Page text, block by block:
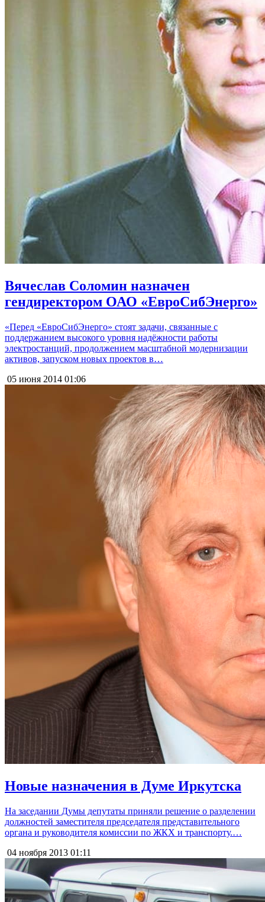
Вячеслав Соломин назначен
гендиректором ОАО «ЕвроСибЭнерго»
«Перед «ЕвроСибЭнерго» стоят задачи, связанные с
поддержанием высокого уровня надёжности работы
электростанций, продолжением масштабной модернизации
активов, запуском новых проектов в…
05 июня 2014 01:06
Новые назначения в Думе Иркутска
На заседании Думы депутаты приняли решение о разделении
должностей заместителя председателя представительного
органа и руководителя комиссии по ЖКХ и транспорту.…
04 ноября 2013 01:11